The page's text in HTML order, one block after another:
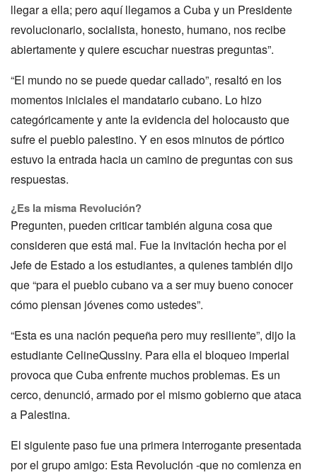
llegar a ella; pero aquí llegamos a Cuba y un Presidente
revolucionario, socialista, honesto, humano, nos recibe
abiertamente y quiere escuchar nuestras preguntas”.
“El mundo no se puede quedar callado”, resaltó en los
momentos iniciales el mandatario cubano. Lo hizo
categóricamente y ante la evidencia del holocausto que
sufre el pueblo palestino. Y en esos minutos de pórtico
estuvo la entrada hacia un camino de preguntas con sus
respuestas.
¿Es la misma Revolución?
Pregunten, pueden criticar también alguna cosa que
consideren que está mal. Fue la invitación hecha por el
Jefe de Estado a los estudiantes, a quienes también dijo
que “para el pueblo cubano va a ser muy bueno conocer
cómo piensan jóvenes como ustedes”.
“Esta es una nación pequeña pero muy resiliente”, dijo la
estudiante CelineQussiny. Para ella el bloqueo imperial
provoca que Cuba enfrente muchos problemas. Es un
cerco, denunció, armado por el mismo gobierno que ataca
a Palestina.
El siguiente paso fue una primera interrogante presentada
por el grupo amigo: Esta Revolución -que no comienza en